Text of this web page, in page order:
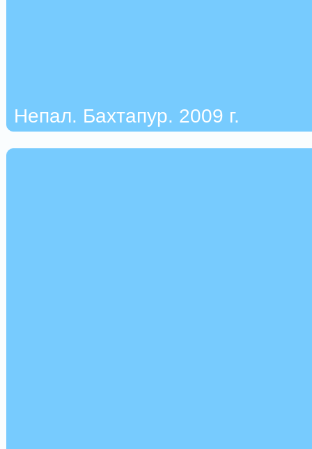
Непал. Бахтапур. 2009 г.